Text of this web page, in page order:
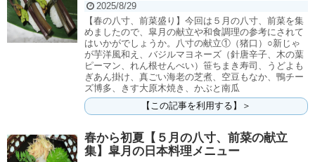
2025/8/29
【春の八寸、前菜盛り】今回は５月の八寸、前菜を集
めましたので、皐月の献立や和食調理の参考にされて
はいかがでしょうか。八寸の献立①（猪口）○新じゃ
が芋洋風和え、バジルマヨネーズ（針唐辛子、木の葉
ピーマン、れん根せんべい）笹ちまき寿司、うどよも
ぎあん掛け、真ごい海老の芝煮、空豆もなか、鴨チー
ズ博多、きす大原木焼き、かぶと南瓜
【この記事を利用する】＞
春から初夏【５月の八寸、前菜の献立
集】皐月の日本料理メニュー